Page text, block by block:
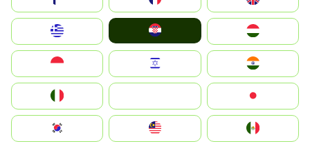
Magyarország
South Korea